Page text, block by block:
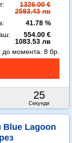
1326.00 €
2593.43 лв
41.78 %
554.00 €
1083.53 лв
23
Секунди
до момента: 8 бр.
Blue Lagoon